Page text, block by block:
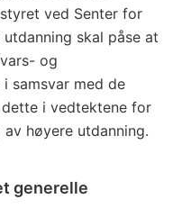
ved Senter for
skal påse at
og
samsvar med de
i vedtektene for
høyere utdanning.
generelle